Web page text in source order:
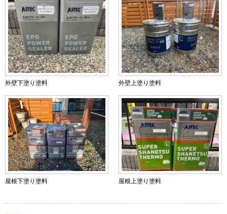
外壁下塗り塗料 外壁上塗り塗料
屋根下塗り塗料 屋根上塗り塗料